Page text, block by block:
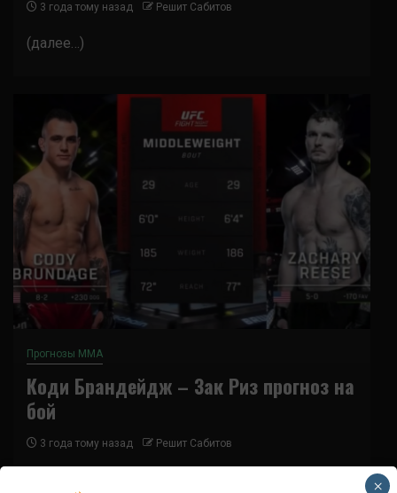
3 года тому назад Решит Сабитов
(далее…)
Прогнозы ММА
Коди Брандейдж – Зак Риз прогноз на
бой
3 года тому назад Решит Сабитов
×